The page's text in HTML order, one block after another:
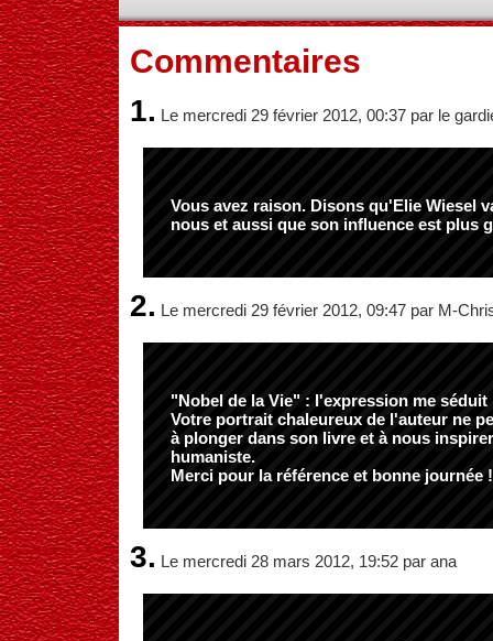
Commentaires
1. Le mercredi 29 février 2012, 00:37 par le
Vous avez raison. Disons qu'Elie Wiesel
nous et aussi que son influence est plus
2. Le mercredi 29 février 2012, 09:47 par M-
"Nobel de la Vie" : l'expression me séduit
Votre portrait chaleureux de l'auteur ne
à plonger dans son livre et à nous
humaniste.
Merci pour la référence et bonne journée !
3. Le mercredi 28 mars 2012, 19:52 par ana